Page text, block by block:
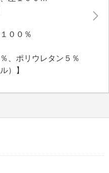
００％
、ポリウレタン５％
）】
白不可